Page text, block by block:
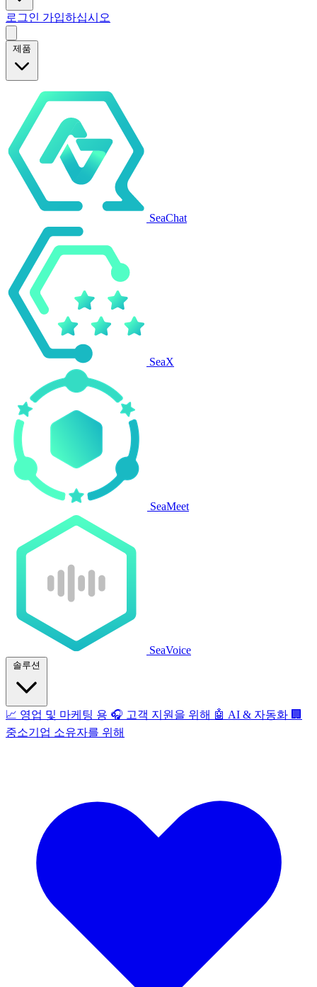
로그인 가입하십시오
제품
SeaChat
SeaX
SeaMeet
SeaVoice
솔루션
📈 영업 및 마케팅 용 🎧 고객 지원을 위해 🤖 AI & 자동화 🏢
중소기업 소유자를 위해